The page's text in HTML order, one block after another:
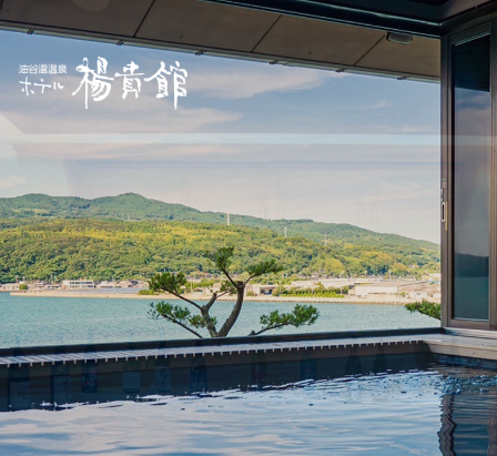
ホーム 継往開来 温泉
客室 お料理 食事処
油谷湾リゾー
トAMANA
館内施設 観光案内
アクセス お知らせ お問い合わせ
和みの宿。
ご宿泊予約
Reservation
最低価格保証
宿泊日
日付未定 人数(1部屋)
人
部屋数
部屋